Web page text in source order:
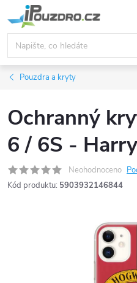
na
obsah
Pouzdra a kryty
Ochranný
6 / 6S -
Neohodnoceno
Kód produktu: 5903932146844